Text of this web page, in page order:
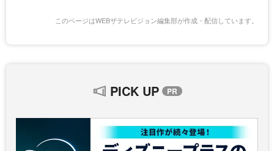
このページはWEBザテレビジョン編集部が作成・配信しています。
PICK UP